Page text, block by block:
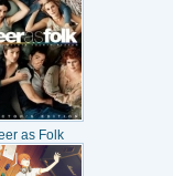
as Folk